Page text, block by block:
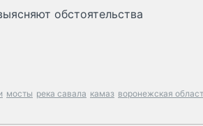
обстоятельства
мосты река савала камаз воронежская